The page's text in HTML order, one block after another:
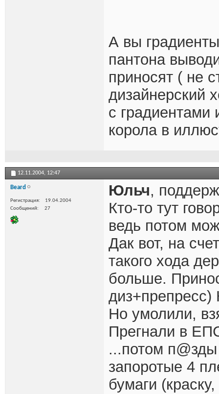
А вы
пантона
приносят ( не
дизайнерский
с
корола в
12.11.2004, 12:47
Beard
Регистрация
19.04.2004
Сообщений
27
Юльч,
Кто-то тут
ведь потом
Дак вот, на
такого хода
больше.
Но умолили,
Прегнали в
...потом
запоротые 4
бумаги